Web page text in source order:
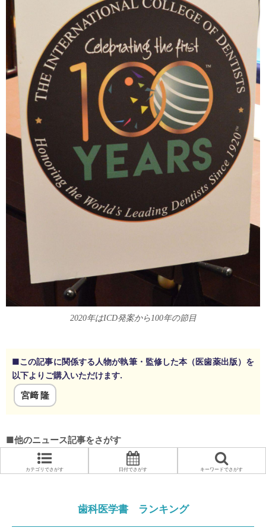
2020年はICD発案から100年の節目
■この記事に関係する人物が執筆・監修した本（医歯薬出版）を
以下よりご購入いただけます.
宮﨑 隆
■他のニュース記事をさがす
カテゴリでさがす 日付でさがす キーワードでさがす
歯科医学書 ランキング